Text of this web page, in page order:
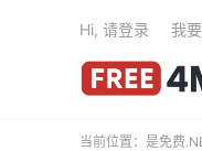
Hi, 请登录 我
当前位置： 是免费